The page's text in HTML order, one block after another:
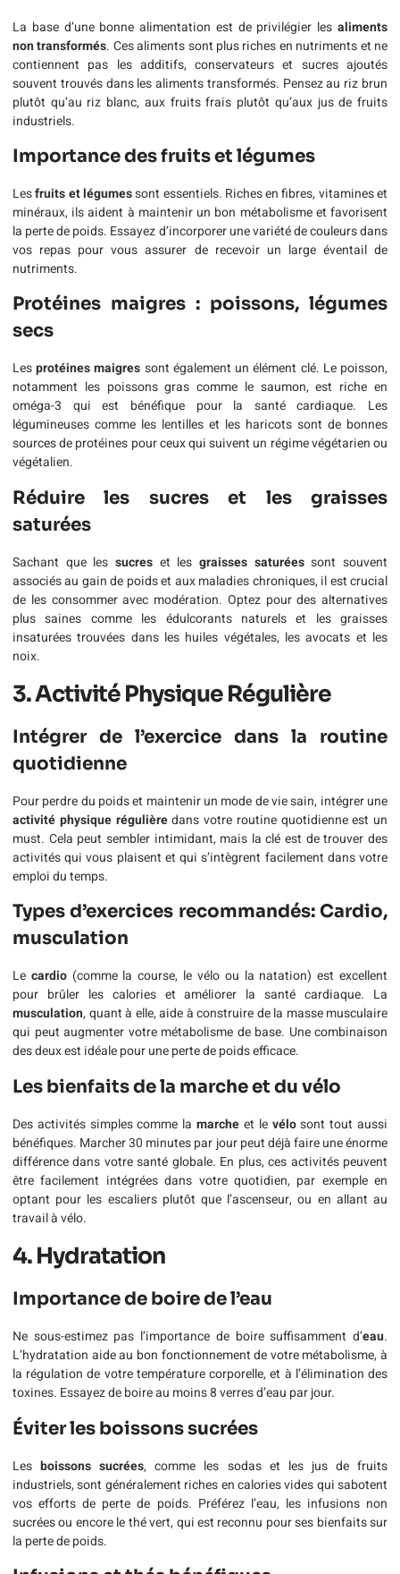
La base d’une bonne alimentation est de privilégier les aliments
non transformés. Ces aliments sont plus riches en nutriments et ne
contiennent pas les additifs, conservateurs et sucres ajoutés
souvent trouvés dans les aliments transformés. Pensez au riz brun
plutôt qu’au riz blanc, aux fruits frais plutôt qu’aux jus de fruits
industriels.
Importance des fruits et légumes
Lesfruits et légumessont essentiels. Riches en fibres, vitamines et
minéraux, ils aident à maintenir un bon métabolisme et favorisent
la perte de poids. Essayez d’incorporer une variété de couleurs dans
vos repas pour vous assurer de recevoir un large éventail de
nutriments.
Protéines maigres : poissons, légumes
secs
Lesprotéines maigres sont également un élément clé. Le poisson,
notamment les poissons gras comme le saumon, est riche en
oméga-3 qui est bénéfique pour la santé cardiaque. Les
légumineuses comme les lentilles et les haricots sont de bonnes
sources de protéines pour ceux qui suivent un régime végétarien ou
végétalien.
Réduire les sucres et les graisses
saturées
Sachant que les sucres et les graisses saturéessont souvent
associés au gain de poids et aux maladies chroniques, il est crucial
de les consommer avec modération. Optez pour des alternatives
plus saines comme les édulcorants naturels et les graisses
insaturées trouvées dans les huiles végétales, les avocats et les
noix.
3. Activité Physique Régulière
Intégrer de l’exercice dans la routine
quotidienne
Pour perdre du poids et maintenir un mode de vie sain, intégrer une
activité physique régulièredans votre routine quotidienne est un
must. Cela peut sembler intimidant, mais la clé est de trouver des
activités qui vous plaisent et qui s’intègrent facilement dans votre
emploi du temps.
Types d’exercices recommandés: Cardio,
musculation
Le cardio(comme la course, le vélo ou la natation) est excellent
pour brûler les calories et améliorer la santé cardiaque. La
musculation, quant à elle, aide à construire de la masse musculaire
qui peut augmenter votre métabolisme de base. Une combinaison
des deux est idéale pour une perte de poids efficace.
Les bienfaits de la marche et du vélo
Des activités simples comme lamarche et le vélosont tout aussi
bénéfiques. Marcher 30 minutes par jour peut déjà faire une énorme
différence dans votre santé globale. En plus, ces activités peuvent
être facilement intégrées dans votre quotidien, par exemple en
optant pour les escaliers plutôt que l’ascenseur, ou en allant au
travail à vélo.
4. Hydratation
Importance de boire de l’eau
Ne sous-estimez pas l’importance de boire suffisamment d’eau.
L’hydratation aide au bon fonctionnement de votre métabolisme, à
la régulation de votre température corporelle, et à l’élimination des
toxines. Essayez de boire au moins 8 verres d’eau par jour.
Éviter les boissons sucrées
Lesboissons sucrées, comme les sodas et les jus de fruits
industriels, sont généralement riches en calories vides qui sabotent
vos efforts de perte de poids. Préférez l’eau, les infusions non
sucrées ou encore le thé vert, qui est reconnu pour ses bienfaits sur
la perte de poids.